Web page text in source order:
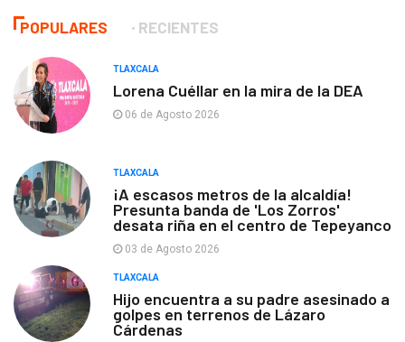
POPULARES RECIENTES
TLAXCALA
Lorena Cuéllar en la mira de la DEA
06 de Agosto 2026
TLAXCALA
¡A escasos metros de la alcaldía!
Presunta banda de 'Los Zorros'
desata riña en el centro de Tepeyanco
03 de Agosto 2026
TLAXCALA
Hijo encuentra a su padre asesinado a
golpes en terrenos de Lázaro
Cárdenas